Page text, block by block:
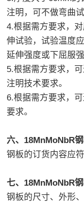
注明，可不做弯曲试
4.根据需方要求，
伸试验，试验温度
延伸强度或下屈服
5.根据需方要求，
注明技术要求。
6.根据需方要求，
要求。
六、18MnMoNbR
钢板的订货内容应
七、18MnMoNbR
钢板的尺寸、外形